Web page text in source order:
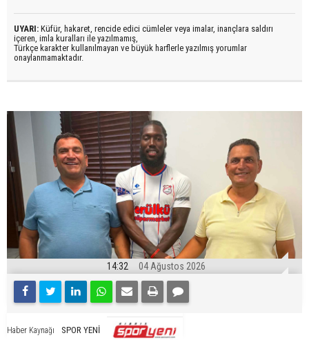
UYARI: Küfür, hakaret, rencide edici cümleler veya imalar, inançlara saldırı
içeren, imla kuralları ile yazılmamış,
Türkçe karakter kullanılmayan ve büyük harflerle yazılmış yorumlar
onaylanmamaktadır.
14:32 04 Ağustos 2026
Haber Kaynağı SPOR YENİ